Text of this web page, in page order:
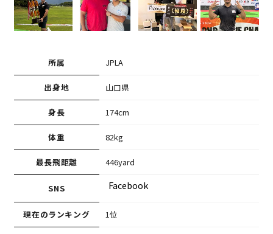
所属 JPLA
出身地 山口県
身長 174cm
体重 82kg
最長飛距離 446yard
SNS Facebook
現在のランキング 1位